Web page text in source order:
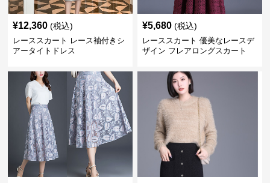
¥12,360 (税込)
レーススカート レース袖付きシ
アータイトドレス
¥5,680 (税込)
レーススカート 優美なレースデ
ザイン フレアロングスカート